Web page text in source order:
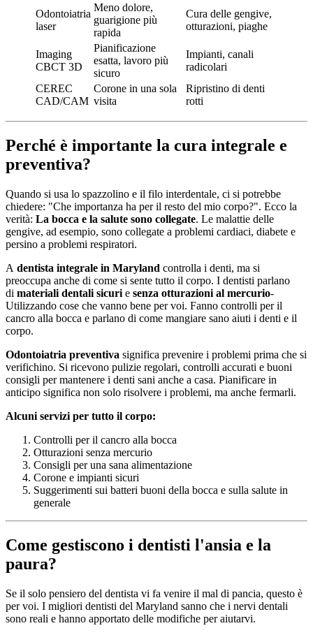
Odontoiatria
laser
Meno dolore,
guarigione più
rapida
Cura delle gengive,
otturazioni, piaghe
Imaging
CBCT 3D
Pianificazione
esatta, lavoro più
sicuro
Impianti, canali
radicolari
CEREC
CAD/CAM
Corone in una sola
visita
Ripristino di denti
rotti
Perché è importante la cura integrale e
preventiva?
Quando si usa lo spazzolino e il filo interdentale, ci si potrebbe
chiedere: "Che importanza ha per il resto del mio corpo?". Ecco la
verità: La bocca e la salute sono collegate. Le malattie delle
gengive, ad esempio, sono collegate a problemi cardiaci, diabete e
persino a problemi respiratori.
A dentista integrale in Maryland controlla i denti, ma si
preoccupa anche di come si sente tutto il corpo. I dentisti parlano
di materiali dentali sicuri e senza otturazioni al mercurio-
Utilizzando cose che vanno bene per voi. Fanno controlli per il
cancro alla bocca e parlano di come mangiare sano aiuti i denti e il
corpo.
Odontoiatria preventiva significa prevenire i problemi prima che si
verifichino. Si ricevono pulizie regolari, controlli accurati e buoni
consigli per mantenere i denti sani anche a casa. Pianificare in
anticipo significa non solo risolvere i problemi, ma anche fermarli.
Alcuni servizi per tutto il corpo:
Controlli per il cancro alla bocca
Otturazioni senza mercurio
Consigli per una sana alimentazione
Corone e impianti sicuri
Suggerimenti sui batteri buoni della bocca e sulla salute in
generale
Come gestiscono i dentisti l'ansia e la
paura?
Se il solo pensiero del dentista vi fa venire il mal di pancia, questo è
per voi. I migliori dentisti del Maryland sanno che i nervi dentali
sono reali e hanno apportato delle modifiche per aiutarvi.